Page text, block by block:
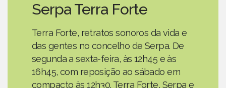
Serpa Terra Forte
Terra Forte, retratos sonoros da vida e
das gentes no concelho de Serpa. De
segunda a sexta-feira, às 12h45 e às
16h45, com reposição ao sábado em
compacto às 12h30. Terra Forte, Serpa e